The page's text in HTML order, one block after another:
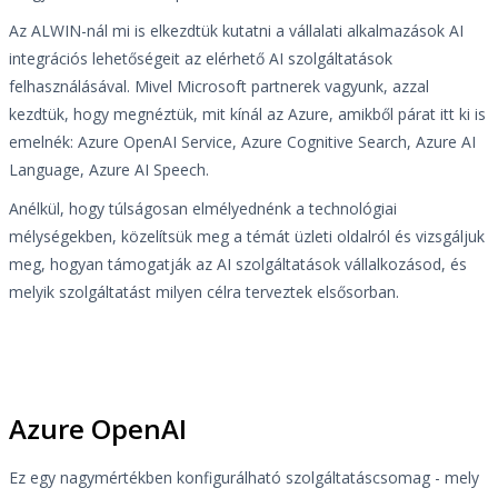
Az ALWIN-nál mi is elkezdtük kutatni a vállalati alkalmazások AI
integrációs lehetőségeit az elérhető AI szolgáltatások
felhasználásával. Mivel Microsoft partnerek vagyunk, azzal
kezdtük, hogy megnéztük, mit kínál az Azure, amikből párat itt ki is
emelnék: Azure OpenAI Service, Azure Cognitive Search, Azure AI
Language, Azure AI Speech.
Anélkül, hogy túlságosan elmélyednénk a technológiai
mélységekben, közelítsük meg a témát üzleti oldalról és vizsgáljuk
meg, hogyan támogatják az AI szolgáltatások vállalkozásod, és
melyik szolgáltatást milyen célra terveztek elsősorban.
Azure OpenAI
Ez egy nagymértékben konfigurálható szolgáltatáscsomag - mely